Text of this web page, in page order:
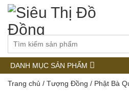
DANH MỤC SẢN PHẨM
Trang chủ / Tượng Đồng / Phật Bà